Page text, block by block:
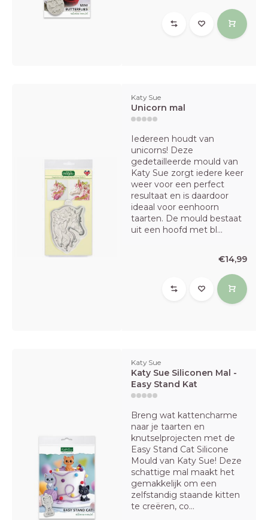
Katy Sue
Unicorn mal
Iedereen houdt van
unicorns! Deze
gedetailleerde mould van
Katy Sue zorgt iedere keer
weer voor een perfect
resultaat en is daardoor
ideaal voor eenhoorn
taarten. De mould bestaat
uit een hoofd met bl...
€14,99
Katy Sue
Katy Sue Siliconen Mal -
Easy Stand Kat
Breng wat kattencharme
naar je taarten en
knutselprojecten met de
Easy Stand Cat Silicone
Mould van Katy Sue! Deze
schattige mal maakt het
gemakkelijk om een
zelfstandig staande kitten
te creëren, co...